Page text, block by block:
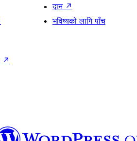
दान ↗
भविष्यको लागि पाँच
↗